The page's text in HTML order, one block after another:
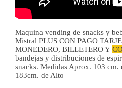
Maquina vending de snacks y
Mistral PLUS CON PAGO
MONEDERO, BILLETERO Y
bandejas y distribuciones de
snacks. Medidas Aprox. 103 cm.
183cm. de Alto